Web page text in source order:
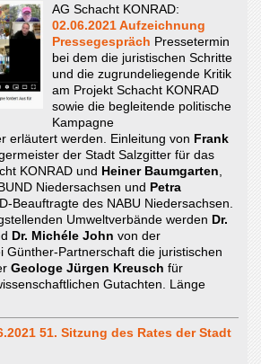
AG Schacht KONRAD:
02.06.2021 Aufzeichnung
Pressegespräch Pressetermin
bei dem die juristischen Schritte
und die zugrundeliegende Kritik
am Projekt Schacht KONRAD
sowie die begleitende politische
Kampagne
erläutert werden. Einleitung von Frank
der Stadt Salzgitter für das
KONRAD und Heiner Baumgarten
Niedersachsen und Petra
Beauftragte des NABU Niedersachsen.
Umweltverbände werden Dr.
Dr. Michéle John von der
Günther-Partnerschaft die juristischen
Geologe Jürgen Kreusch für
Gutachten. Länge
51. Sitzung des Rates der Stadt